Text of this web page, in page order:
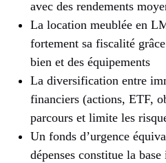
avec des rendements
La location meublée en
fortement sa fiscalité
bien et des équipements
La diversification entre
financiers (actions, ETF,
parcours et limite les
Un fonds d’urgence
dépenses constitue la